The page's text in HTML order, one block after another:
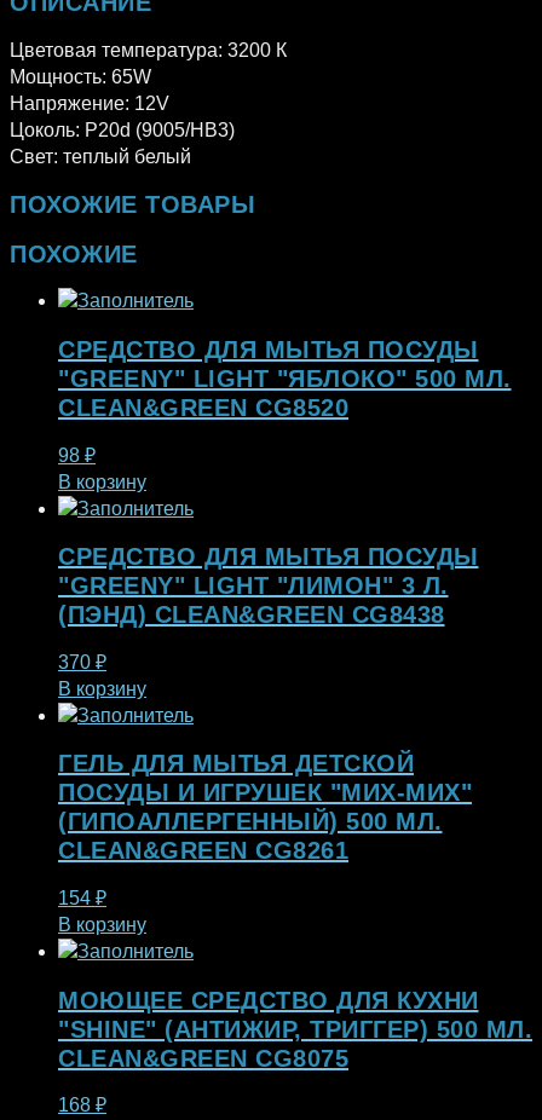
Цветовая температура: 3200 К
Мощность: 65W
Напряжение: 12V
Цоколь: P20d (9005/HB3)
Свет: теплый белый
ПОХОЖИЕ ТОВАРЫ
ПОХОЖИЕ
СРЕДСТВО ДЛЯ МЫТЬЯ ПОСУДЫ
"GREENY" LIGHT "ЯБЛОКО" 500 МЛ.
CLEAN&GREEN CG8520
98 ₽
В корзину
СРЕДСТВО ДЛЯ МЫТЬЯ ПОСУДЫ
"GREENY" LIGHT "ЛИМОН" 3 Л.
(ПЭНД) CLEAN&GREEN CG8438
370 ₽
В корзину
ГЕЛЬ ДЛЯ МЫТЬЯ ДЕТСКОЙ
ПОСУДЫ И ИГРУШЕК "МИХ-МИХ"
(ГИПОАЛЛЕРГЕННЫЙ) 500 МЛ.
CLEAN&GREEN CG8261
154 ₽
В корзину
МОЮЩЕЕ СРЕДСТВО ДЛЯ КУХНИ
"SHINE" (АНТИЖИР, ТРИГГЕР) 500 МЛ.
CLEAN&GREEN CG8075
168 ₽